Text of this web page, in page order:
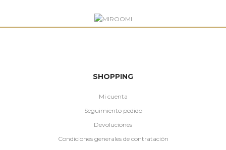
SHOPPING
Mi cuenta
Seguimiento pedido
Devoluciones
Condiciones generales de contratación